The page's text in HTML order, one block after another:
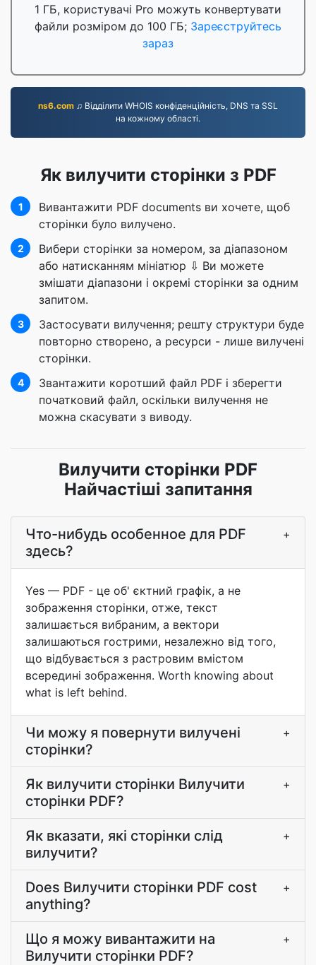
1 ГБ, користувачі Pro можуть конвертувати
файли розміром до 100 ГБ; Зареєструйтесь
зараз
ns6.com ♫ Відділити WHOIS конфіденційність, DNS та SSL
на кожному області.
Як вилучити сторінки з PDF
1
Вивантажити PDF documents ви хочете, щоб
сторінки було вилучено.
2
Вибери сторінки за номером, за діапазоном
або натисканням мініатюр ⇩ Ви можете
змішати діапазони і окремі сторінки за одним
запитом.
3
Застосувати вилучення; решту структури буде
повторно створено, а ресурси - лише вилучені
сторінки.
4
Звантажити коротший файл PDF і зберегти
початковий файл, оскільки вилучення не
можна скасувати з виводу.
Вилучити сторінки PDF
Найчастіші запитання
Что-нибудь особенное для PDF
здесь?
+
Yes — PDF - це об' єктний графік, а не
зображення сторінки, отже, текст
залишається вибраним, а вектори
залишаються гострими, незалежно від того,
що відбувається з растровим вмістом
всередині зображення. Worth knowing about
what is left behind.
Чи можу я повернути вилучені
сторінки?
+
Як вилучити сторінки Вилучити
сторінки PDF?
+
Як вказати, які сторінки слід
вилучити?
+
Does Вилучити сторінки PDF cost
anything?
+
Що я можу вивантажити на
Вилучити сторінки PDF?
+